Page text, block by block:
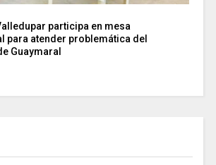
participa en mesa
para atender problemática del
Guaymaral